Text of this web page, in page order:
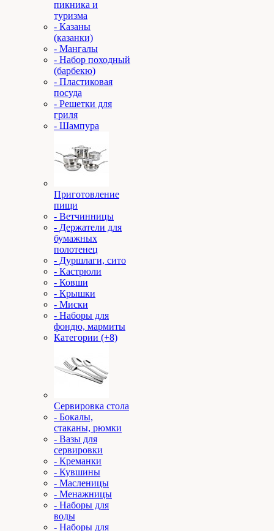
пикника и
туризма
- Казаны
(казанки)
- Мангалы
- Набор походный
(барбекю)
- Пластиковая
посуда
- Решетки для
гриля
- Шампура
Приготовление
пищи
- Ветчинницы
- Держатели для
бумажных
полотенец
- Дуршлаги, сито
- Кастрюли
- Ковши
- Крышки
- Миски
- Наборы для
фондю, мармиты
Категории (+8)
Сервировка стола
- Бокалы,
стаканы, рюмки
- Вазы для
сервировки
- Креманки
- Кувшины
- Масленицы
- Менажницы
- Наборы для
воды
- Наборы для